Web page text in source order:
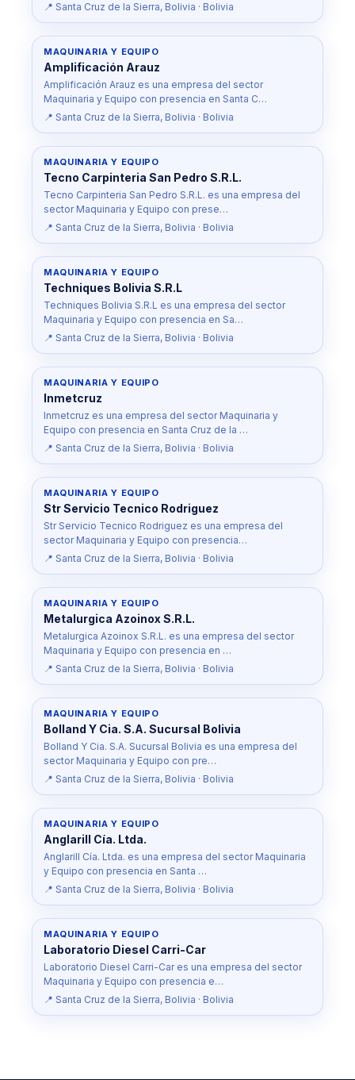
📍 Santa Cruz de la Sierra, Bolivia · Bolivia
MAQUINARIA Y EQUIPO
Amplificación Arauz
Amplificación Arauz es una empresa del sector
Maquinaria y Equipo con presencia en Santa C…
📍 Santa Cruz de la Sierra, Bolivia · Bolivia
MAQUINARIA Y EQUIPO
Tecno Carpinteria San Pedro S.R.L.
Tecno Carpinteria San Pedro S.R.L. es una empresa del
sector Maquinaria y Equipo con prese…
📍 Santa Cruz de la Sierra, Bolivia · Bolivia
MAQUINARIA Y EQUIPO
Techniques Bolivia S.R.L
Techniques Bolivia S.R.L es una empresa del sector
Maquinaria y Equipo con presencia en Sa…
📍 Santa Cruz de la Sierra, Bolivia · Bolivia
MAQUINARIA Y EQUIPO
Inmetcruz
Inmetcruz es una empresa del sector Maquinaria y
Equipo con presencia en Santa Cruz de la …
📍 Santa Cruz de la Sierra, Bolivia · Bolivia
MAQUINARIA Y EQUIPO
Str Servicio Tecnico Rodriguez
Str Servicio Tecnico Rodriguez es una empresa del
sector Maquinaria y Equipo con presencia…
📍 Santa Cruz de la Sierra, Bolivia · Bolivia
MAQUINARIA Y EQUIPO
Metalurgica Azoinox S.R.L.
Metalurgica Azoinox S.R.L. es una empresa del sector
Maquinaria y Equipo con presencia en …
📍 Santa Cruz de la Sierra, Bolivia · Bolivia
MAQUINARIA Y EQUIPO
Bolland Y Cia. S.A. Sucursal Bolivia
Bolland Y Cia. S.A. Sucursal Bolivia es una empresa del
sector Maquinaria y Equipo con pre…
📍 Santa Cruz de la Sierra, Bolivia · Bolivia
MAQUINARIA Y EQUIPO
Anglarill Cía. Ltda.
Anglarill Cía. Ltda. es una empresa del sector Maquinaria
y Equipo con presencia en Santa …
📍 Santa Cruz de la Sierra, Bolivia · Bolivia
MAQUINARIA Y EQUIPO
Laboratorio Diesel Carri-Car
Laboratorio Diesel Carri-Car es una empresa del sector
Maquinaria y Equipo con presencia e…
📍 Santa Cruz de la Sierra, Bolivia · Bolivia